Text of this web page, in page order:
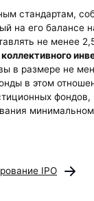
стандартам,
на его балансе
не менее
в размере не
в этом
IPO